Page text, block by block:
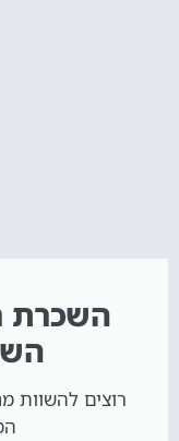
השכרת
רוצים להשוות